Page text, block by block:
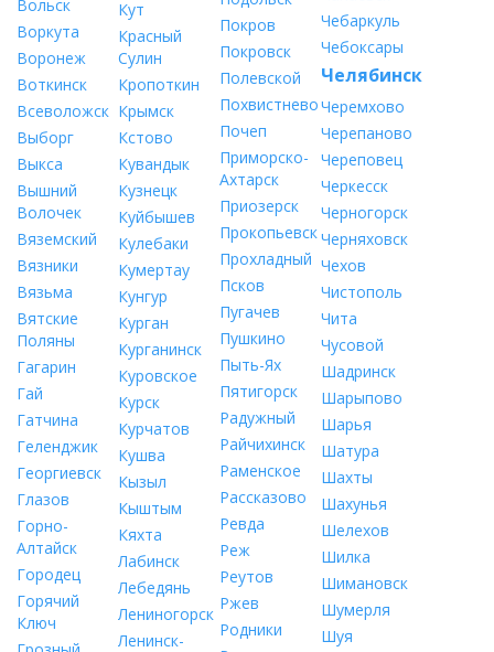
Вольск
Воркута
Воронеж
Воткинск
Всеволожск
Выборг
Выкса
Вышний
Волочек
Вяземский
Вязники
Вязьма
Вятские
Поляны
Гагарин
Гай
Гатчина
Геленджик
Георгиевск
Глазов
Горно-
Алтайск
Городец
Горячий
Ключ
Кут
Красный
Сулин
Кропоткин
Крымск
Кстово
Кувандык
Кузнецк
Куйбышев
Кулебаки
Кумертау
Кунгур
Курган
Курганинск
Куровское
Курск
Курчатов
Кушва
Кызыл
Кыштым
Кяхта
Лабинск
Лебедянь
Лениногорск
Ленинск-
Покров
Покровск
Полевской
Похвистнево
Почеп
Приморско-
Ахтарск
Приозерск
Прокопьевск
Прохладный
Псков
Пугачев
Пушкино
Пыть-Ях
Пятигорск
Радужный
Райчихинск
Раменское
Рассказово
Ревда
Реж
Реутов
Ржев
Родники
Чебаркуль
Чебоксары
Челябинск
Черемхово
Черепаново
Череповец
Черкесск
Черногорск
Черняховск
Чехов
Чистополь
Чита
Чусовой
Шадринск
Шарыпово
Шарья
Шатура
Шахты
Шахунья
Шелехов
Шилка
Шимановск
Шумерля
Шуя